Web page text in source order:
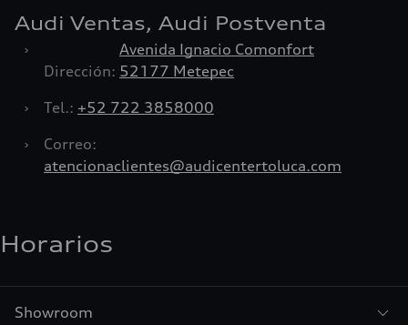
Audi Ventas, Audi Postventa
›
Dirección:
Avenida Ignacio Comonfort
52177 Metepec
›
Tel.: +52 722 3858000
›
Correo:
atencionaclientes@audicentertoluca.com
Horarios
Showroom